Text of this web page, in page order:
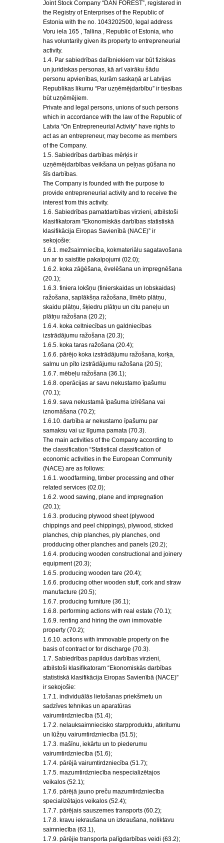
Joint Stock Company “DAN FOREST”, registered in
the Registry of Enterprises of the Republic of
Estonia with the no. 1043202500, legal address
Voru iela 165 , Tallina , Republic of Estonia, who
has voluntarily given its property to entrepreneurial
activity.
1.4. Par sabiedrības dalībniekiem var būt fiziskas
un juridiskas personas, kā arī vairāku šādu
personu apvienības, kurām saskaņā ar Latvijas
Republikas likumu “Par uzņēmējdarbību” ir tiesības
būt uzņēmējiem.
Private and legal persons, unions of such persons
which in accordance with the law of the Republic of
Latvia “On Entrepreneurial Activity” have rights to
act as an entrepreneur, may become as members
of the Company.
1.5. Sabiedrības darbības mērķis ir
uzņēmējdarbības veikšana un peļņas gūšana no
šīs darbības.
The Company is founded with the purpose to
provide entrepreneurial activity and to receive the
interest from this activity.
1.6. Sabiedrības pamatdarbības virzieni, atbilstoši
klasifikatoram “Ekonomiskās darbības statistiskā
klasifikācija Eiropas Savienībā (NACE)” ir
sekojošie:
1.6.1. mežsaimniecība, kokmateriālu sagatavošana
un ar to saistītie pakalpojumi (02.0);
1.6.2. koka zāģēšana, ēvelēšana un impregnēšana
(20.1);
1.6.3. finiera lokšņu (finierskaidas un lobskaidas)
ražošana, saplākšņa ražošana, līmēto plātņu,
skaidu plātņu, šķiedru plātņu un citu paneļu un
plātņu ražošana (20.2);
1.6.4. koka celtniecības un galdniecības
izstrādājumu ražošana (20.3);
1.6.5. koka taras ražošana (20.4);
1.6.6. pārējo koka izstrādājumu ražošana, korķa,
salmu un pīto izstrādājumu ražošana (20.5);
1.6.7. mēbeļu ražošana (36.1);
1.6.8. operācijas ar savu nekustamo īpašumu
(70.1);
1.6.9. sava nekustamā īpašuma izīrēšana vai
iznomāšana (70.2);
1.6.10. darbība ar nekustamo īpašumu par
samaksu vai uz līguma pamata (70.3).
The main activities of the Company according to
the classification “Statistical classification of
economic activities in the European Community
(NACE) are as follows:
1.6.1. woodfarming, timber processing and other
related services (02.0);
1.6.2. wood sawing, plane and impregnation
(20.1);
1.6.3. producing plywood sheet (plywood
chippings and peel chippings), plywood, sticked
planches, chip planches, ply planches, ond
prodducing other planches and panels (20.2);
1.6.4. producing wooden constructional and joinery
equipment (20.3);
1.6.5. producing wooden tare (20.4);
1.6.6. producing other wooden stuff, cork and straw
manufacture (20.5);
1.6.7. producing furniture (36.1);
1.6.8. performing actions with real estate (70.1);
1.6.9. renting and hiring the own immovable
property (70.2);
1.6.10. actions with immovable property on the
basis of contract or for discharge (70.3).
1.7. Sabiedrības papildus darbības virzieni,
atbilstoši klasifikatoram “Ekonomiskās darbības
statistiskā klasifikācija Eiropas Savienībā (NACE)”
ir sekojošie:
1.7.1. individuālās lietošanas priekšmetu un
sadzīves tehnikas un aparatūras
vairumtirdzniecība (51.4);
1.7.2. nelauksaimniecisko starpproduktu, atkritumu
un lūžņu vairumtirdzniecība (51.5);
1.7.3. mašīnu, iekārtu un to piederumu
vairumtirdzniecība (51.6);
1.7.4. pārējā vairumtirdzniecība (51.7);
1.7.5. mazumtirdzniecība nespecializētajos
veikalos (52.1);
1.7.6. pārējā jauno preču mazumtirdzniecība
specializētajos veikalos (52.4);
1.7.7. pārējais sauszemes transports (60.2);
1.7.8. kravu iekraušana un izkraušana, noliktavu
saimniecība (63.1),
1.7.9. pārējie transporta palīgdarbības veidi (63.2);